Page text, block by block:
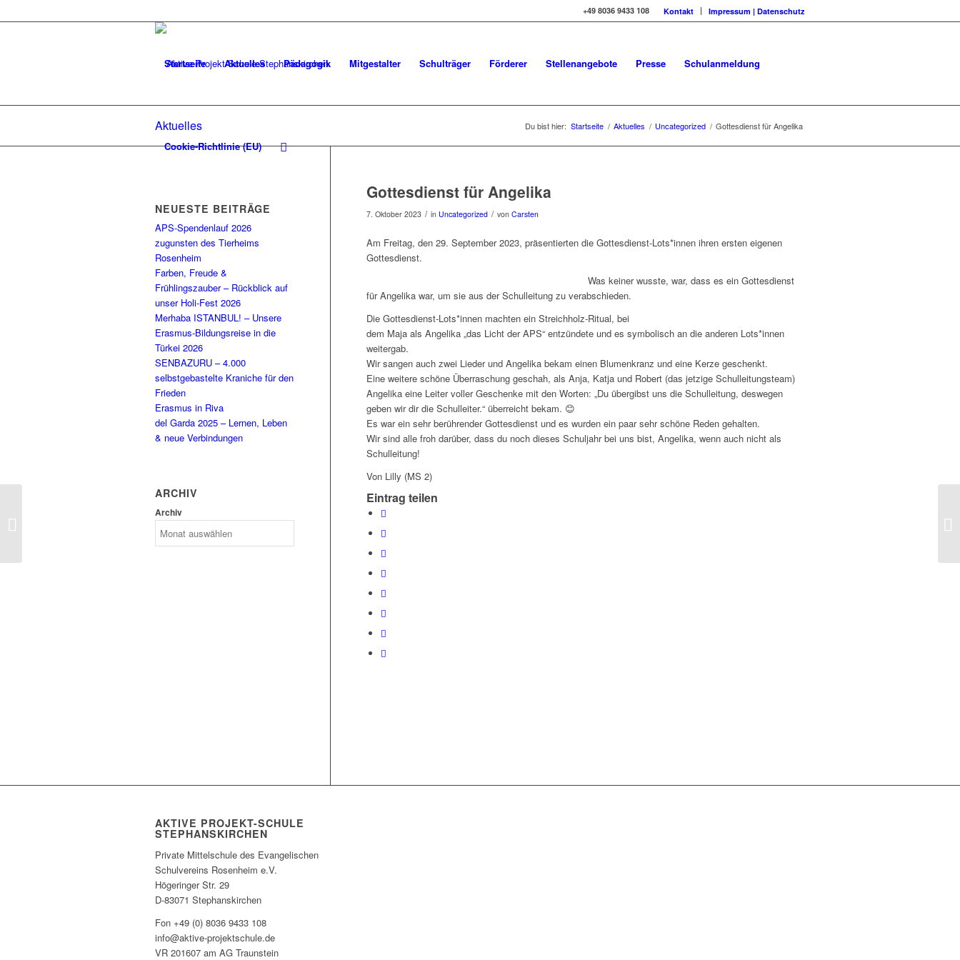
Kontakt Impressum | Datenschutz
+49 8036 9433 108
Startseite Aktuelles Pädagogik Mitgestalter Schulträger Förderer Stellenangebote Presse Schulanmeldung
Cookie-Richtlinie (EU)
Aktuelles Du bist hier: Startseite / Aktuelles / Uncategorized / Gottesdienst für Angelika
Gottesdienst für Angelika
7. Oktober 2023 / in Uncategorized / von Carsten
Am Freitag, den 29. September 2023, präsentierten die Gottesdienst-Lots*innen ihren ersten eigenen
Gottesdienst.
Was keiner wusste, war, dass es ein Gottesdienst
für Angelika war, um sie aus der Schulleitung zu verabschieden.
Die Gottesdienst-Lots*innen machten ein Streichholz-Ritual, bei
dem Maja als Angelika „das Licht der APS“ entzündete und es symbolisch an die anderen Lots*innen
weitergab.
Wir sangen auch zwei Lieder und Angelika bekam einen Blumenkranz und eine Kerze geschenkt.
Eine weitere schöne Überraschung geschah, als Anja, Katja und Robert (das jetzige Schulleitungsteam)
Angelika eine Leiter voller Geschenke mit den Worten: „Du übergibst uns die Schulleitung, deswegen
geben wir dir die Schulleiter.“ überreicht bekam. 😊
Es war ein sehr berührender Gottesdienst und es wurden ein paar sehr schöne Reden gehalten.
Wir sind alle froh darüber, dass du noch dieses Schuljahr bei uns bist, Angelika, wenn auch nicht als
Schulleitung!
Von Lilly (MS 2)
Eintrag teilen
NEUESTE BEITRÄGE
APS-Spendenlauf 2026
zugunsten des Tierheims
Rosenheim
Farben, Freude &
Frühlingszauber – Rückblick auf
unser Holi-Fest 2026
Merhaba ISTANBUL! – Unsere
Erasmus-Bildungsreise in die
Türkei 2026
SENBAZURU – 4.000
selbstgebastelte Kraniche für den
Frieden
Erasmus in Riva
del Garda 2025 – Lernen, Leben
& neue Verbindungen
ARCHIV
Archiv
AKTIVE PROJEKT-SCHULE
STEPHANSKIRCHEN
Private Mittelschule des Evangelischen
Schulvereins Rosenheim e.V.
Högeringer Str. 29
D-83071 Stephanskirchen
Fon +49 (0) 8036 9433 108
info@aktive-projektschule.de
VR 201607 am AG Traunstein